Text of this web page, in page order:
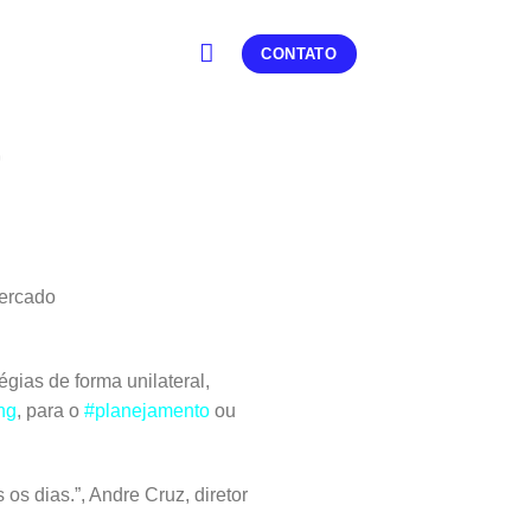
CONTATO
de forma unilateral,
, para o #planejamento ou
dias.”, Andre Cruz, diretor